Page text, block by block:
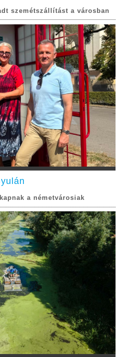
szemétszállítást a városban
a németvárosiak